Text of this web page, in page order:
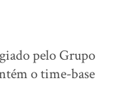
pelo Grupo
o time-base